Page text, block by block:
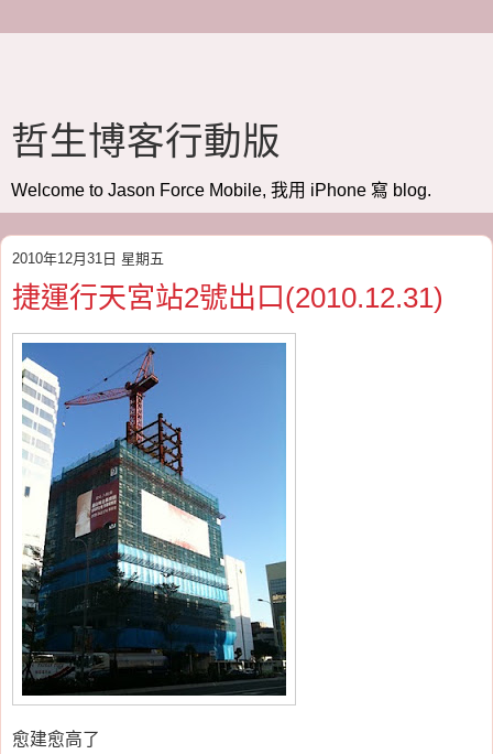
哲生博客行動版
Welcome to Jason Force Mobile, 我用 iPhone 寫 blog.
2010年12月31日 星期五
捷運行天宮站2號出口(2010.12.31)
愈建愈高了